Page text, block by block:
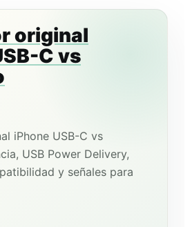
original
C vs
iPhone USB-C vs
USB Power Delivery,
y señales para